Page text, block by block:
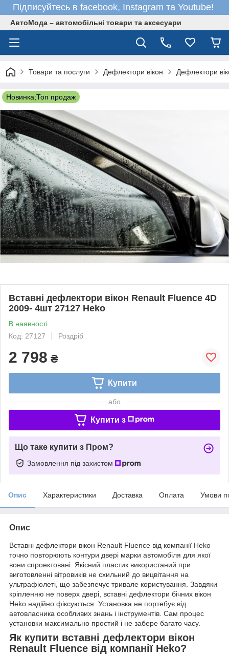
Підписуйтесь в facebook, Instagram та Youtube!
АвтоМода – автомобільні товари та аксесуари
Товари та послуги Дефлектори вікон Дефлектори
Новинка;Топ продаж
Вставні дефлектори вікон Renault Fluence 4D
2009- 4шт 27127 Heko
В наявності
Код: 27127
Роздріб
2 798 ₴
Купити
або
Купити з
Що таке купити з Пром?
Замовлення під захистом
Опис Характеристики Доставка Оплата Умови
Опис
Вставні дефлектори вікон Renault Fluence від компанії Heko
точно повторюють контури двері марки автомобіля для якої
вони спроектовані. Якісний пластик використаний при
виготовленні вітровиків не схильний до вицвітання на
ультрафіолеті, що забезпечує тривале користування. Завдяки
кріпленню не поверх двері, вставні дефлектори бічних вікон
Heko надійно фіксуються. Установка не портебує від
автовласника особливих знань і інструментів. Сам процес
установки максимально простий і не забере багато часу.
Як купити вставні дефлектори вікон
Renault Fluence від компанії Heko?